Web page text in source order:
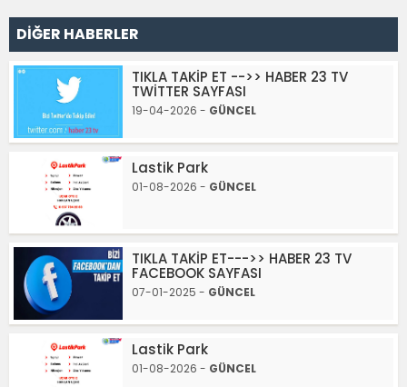
DİĞER HABERLER
TIKLA TAKİP ET -->> HABER 23 TV
TWİTTER SAYFASI
19-04-2026 - GÜNCEL
Lastik Park
01-08-2026 - GÜNCEL
TIKLA TAKİP ET--->> HABER 23 TV
FACEBOOK SAYFASI
07-01-2025 - GÜNCEL
Lastik Park
01-08-2026 - GÜNCEL